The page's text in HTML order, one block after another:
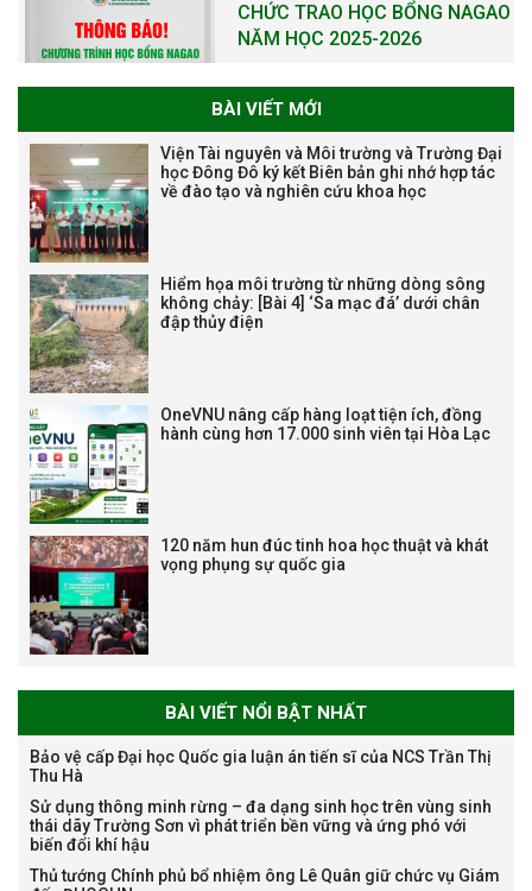
CHỨC TRAO HỌC BỔNG NAGAO
NĂM HỌC 2025-2026
THƯ CẢM ƠN LỄ KỶ NIỆM 40
NĂM XÂY DỰNG VÀ PHÁT TRIỂN
VIỆN (1985-2025) VÀ ĐÓN
vị trí việc làm chức danh nghề
nghiệp chuyên môn dùng
Bảo vệ luận án tiến sĩ của NCS
Nguyễn Thế Thông
BÀI VIẾT MỚI
Viện Tài nguyên và Môi trường và Trường Đại
học Đông Đô ký kết Biên bản ghi nhớ hợp tác
về đào tạo và nghiên cứu khoa học
Hiểm họa môi trường từ những dòng sông
không chảy: [Bài 4] ‘Sa mạc đá’ dưới chân
đập thủy điện
OneVNU nâng cấp hàng loạt tiện ích, đồng
hành cùng hơn 17.000 sinh viên tại Hòa Lạc
120 năm hun đúc tinh hoa học thuật và khát
vọng phụng sự quốc gia
BÀI VIẾT NỔI BẬT NHẤT
Bảo vệ cấp Đại học Quốc gia luận án tiến sĩ của NCS Trần Thị
Thu Hà
Sử dụng thông minh rừng – đa dạng sinh học trên vùng sinh
thái dãy Trường Sơn vì phát triển bền vững và ứng phó với
biến đổi khí hậu
Thủ tướng Chính phủ bổ nhiệm ông Lê Quân giữ chức vụ Giám